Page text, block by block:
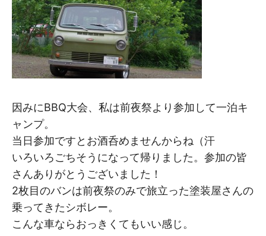
因みにBBQ大会、私は前夜祭より参加して一泊キ
ャンプ。
当日参加ですとお酒呑めませんからね（汗
いろいろごちそうになって帰りました。参加の皆
さんありがとうございました！
2枚目のバンは前夜祭のみで旅立った塗装屋さんの
乗ってきたシボレー。
こんな車ならおっきくてもいい感じ。